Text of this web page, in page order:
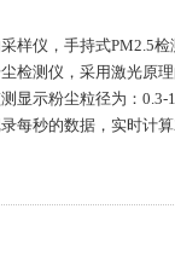
样仪，手持式PM2.5
检测仪，采用激光原
显示粉尘粒径为：0.3-
每秒的数据，实时计